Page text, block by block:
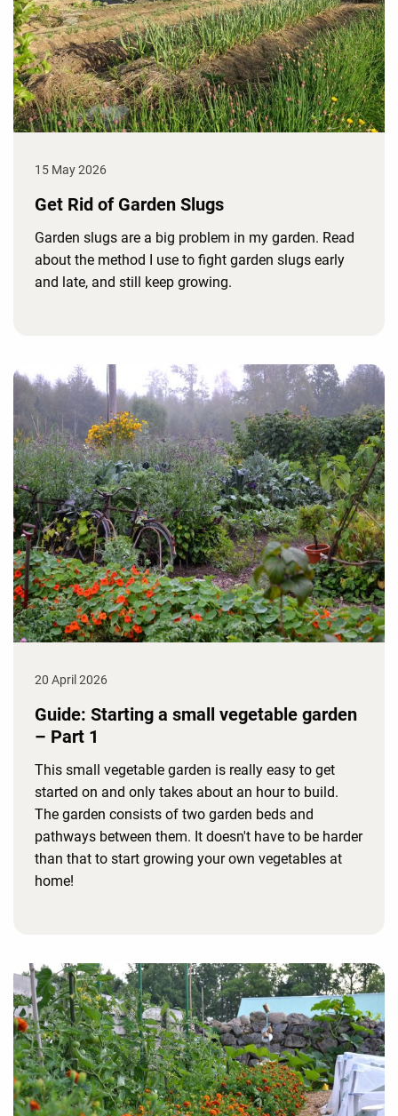
15 May 2026
Get Rid of Garden Slugs
Garden slugs are a big problem in my garden. Read
about the method I use to fight garden slugs early
and late, and still keep growing.
20 April 2026
Guide: Starting a small vegetable garden
– Part 1
This small vegetable garden is really easy to get
started on and only takes about an hour to build.
The garden consists of two garden beds and
pathways between them. It doesn't have to be harder
than that to start growing your own vegetables at
home!